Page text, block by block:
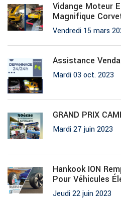
Vidange Moteur
Magnifique
Vendredi 15 mars
Assistance
Mardi 03 oct. 2023
GRAND PRIX
Mardi 27 juin 2023
Hankook ION
Pour Véhicules
Jeudi 22 juin 2023